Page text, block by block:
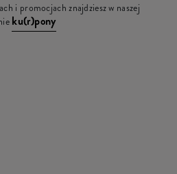
i promocjach znajdziesz w naszej
ku(r)pony